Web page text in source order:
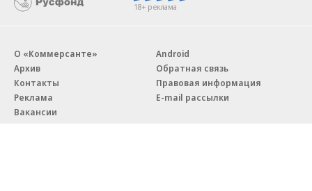
18+ реклама
О «Коммерсанте»
Архив
Контакты
Реклама
Вакансии
Android
Обратная связь
Правовая информация
E-mail рассылки